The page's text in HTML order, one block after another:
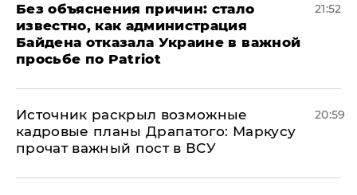
Без объяснения причин: стало
известно, как администрация
Байдена отказала Украине в важной
просьбе по Patriot
21:52
​Источник раскрыл возможные
кадровые планы Драпатого: Маркусу
прочат важный пост в ВСУ
20:59